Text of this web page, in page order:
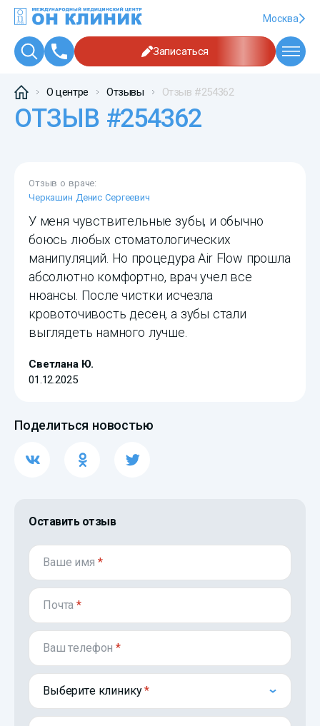
Москва
Записаться
О центре Отзывы Отзыв #254362
ОТЗЫВ #254362
Отзыв о враче:
Черкашин Денис Сергеевич
У меня чувствительные зубы, и обычно
боюсь любых стоматологических
манипуляций. Но процедура Air Flow прошла
абсолютно комфортно, врач учел все
нюансы. После чистки исчезла
кровоточивость десен, а зубы стали
выглядеть намного лучше.
Светлана Ю.
01.12.2025
Поделиться новостью
Оставить отзыв
Ваше имя *
Почта*
Ваш телефон*
Выберите клинику